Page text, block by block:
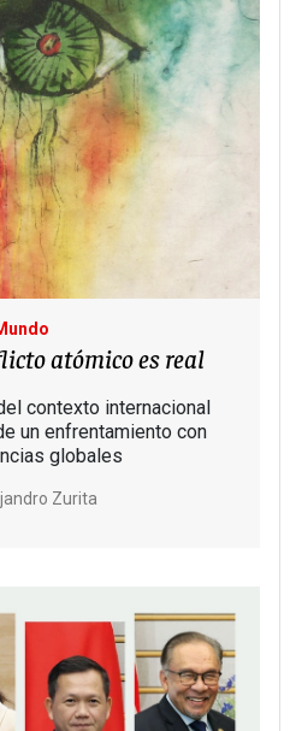
atómico es real
contexto internacional
un enfrentamiento con
globales
Zurita